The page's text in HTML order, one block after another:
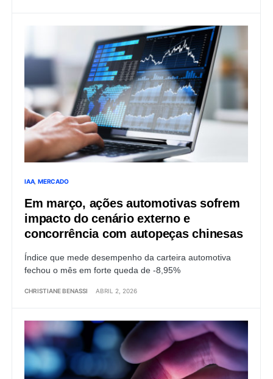
IAA MERCADO
Em março, ações automotivas sofrem
impacto do cenário externo e
concorrência com autopeças chinesas
Índice que mede desempenho da carteira automotiva
fechou o mês em forte queda de -8,95%
CHRISTIANE BENASSI ABRIL 2, 2026